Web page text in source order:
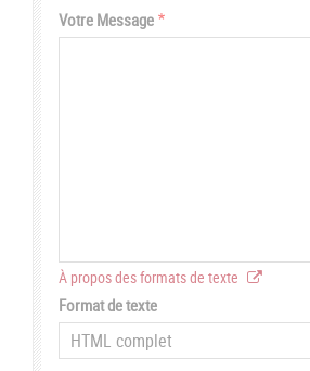
Votre Message
À propos des formats de texte
Format de texte